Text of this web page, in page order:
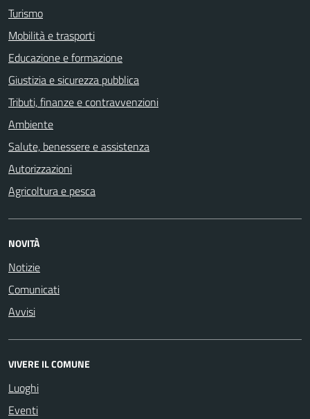
Turismo
Mobilità e trasporti
Educazione e formazione
Giustizia e sicurezza pubblica
Tributi, finanze e contravvenzioni
Ambiente
Salute, benessere e assistenza
Autorizzazioni
Agricoltura e pesca
NOVITÀ
Notizie
Comunicati
Avvisi
VIVERE IL COMUNE
Luoghi
Eventi